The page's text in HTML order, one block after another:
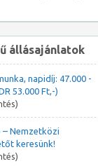
állásajánlatok
napidíj: 47.000 -
53.000 Ft,-)
– Nemzetközi
keresünk!